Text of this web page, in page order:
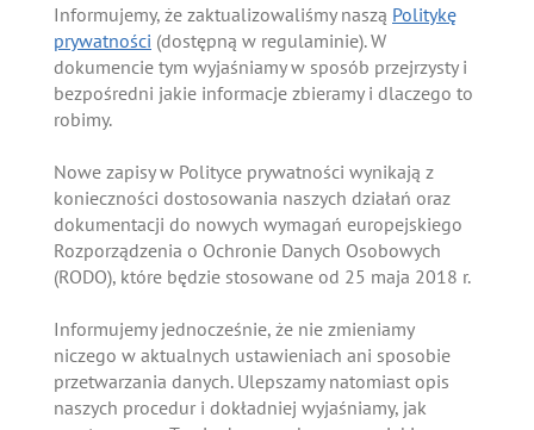
Informujemy, że zaktualizowaliśmy naszą Politykę
prywatności (dostępną w regulaminie). W
dokumencie tym wyjaśniamy w sposób przejrzysty i
bezpośredni jakie informacje zbieramy i dlaczego to
robimy.
Nowe zapisy w Polityce prywatności wynikają z
konieczności dostosowania naszych działań oraz
dokumentacji do nowych wymagań europejskiego
Rozporządzenia o Ochronie Danych Osobowych
(RODO), które będzie stosowane od 25 maja 2018 r.
Informujemy jednocześnie, że nie zmieniamy
niczego w aktualnych ustawieniach ani sposobie
przetwarzania danych. Ulepszamy natomiast opis
naszych procedur i dokładniej wyjaśniamy, jak